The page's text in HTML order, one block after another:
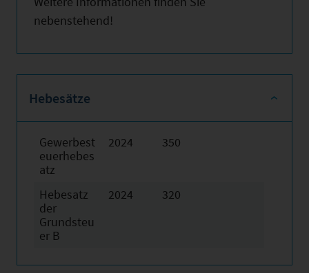
nebenstehend!
Hebesätze
Gewerbest
euerhebes
atz
2024 350
Hebesatz
der
Grundsteu
er B
2024 320